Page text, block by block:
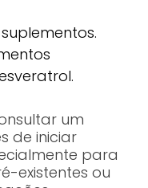
um
de iniciar
para
existentes ou